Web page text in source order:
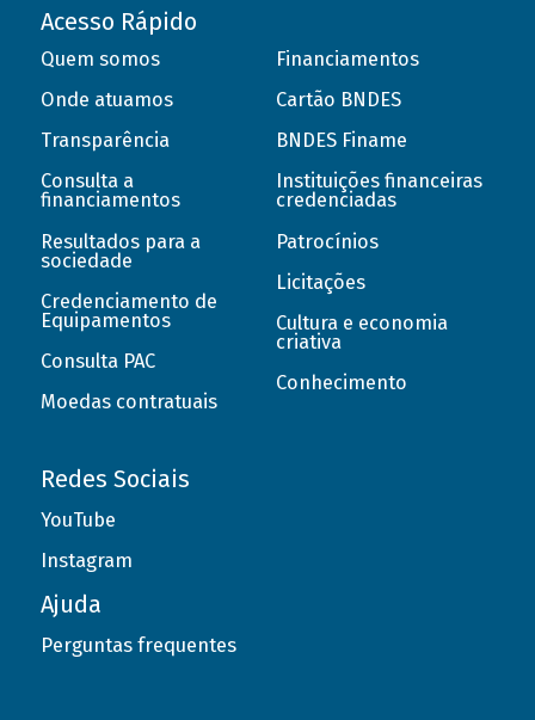
Acesso Rápido
Quem somos
Onde atuamos
Transparência
Consulta a
financiamentos
Resultados para a
sociedade
Credenciamento de
Equipamentos
Consulta PAC
Moedas contratuais
Financiamentos
Cartão BNDES
BNDES Finame
Instituições financeiras
credenciadas
Patrocínios
Licitações
Cultura e economia
criativa
Conhecimento
Redes Sociais
YouTube
Instagram
Ajuda
Perguntas frequentes